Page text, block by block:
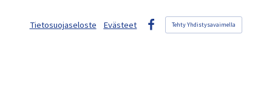
Tietosuojaseloste
Evästeet
Facebook
Tehty Yhdistysavaimella